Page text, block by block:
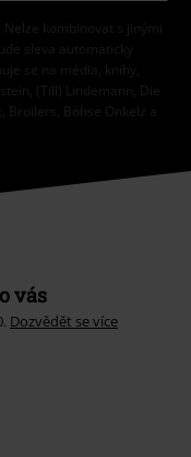
kombinovat s jinými
sleva automaticky
se na média, knihy,
(Till) Lindemann, Die
Böhse Onkelz a
vás
Dozvědět se více